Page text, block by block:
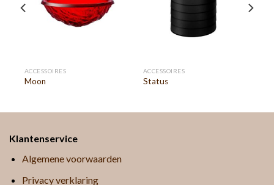
ACCESSOIRES
Moon
ACCESSOIRES
Status
Klantenservice
Algemene voorwaarden
Privacy verklaring